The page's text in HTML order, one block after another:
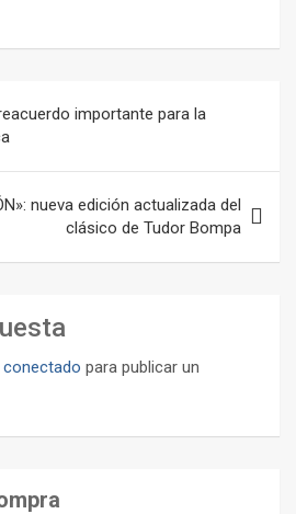
importante para la
nueva edición actualizada del
clásico de Tudor Bompa
conectado para publicar un